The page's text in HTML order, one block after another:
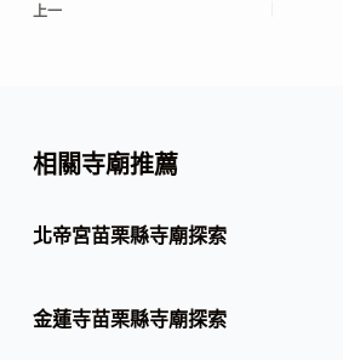
上一
相關寺廟推薦
北帝宮苗栗縣寺廟探索
金蓮寺苗栗縣寺廟探索